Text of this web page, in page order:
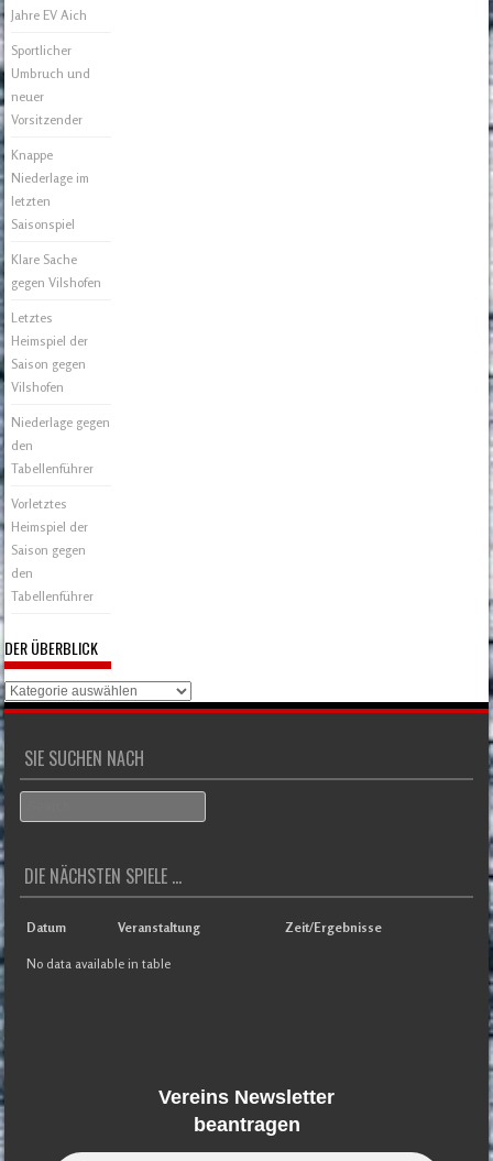
Jahre EV Aich
Sportlicher
Umbruch und
neuer
Vorsitzender
Knappe
Niederlage im
letzten
Saisonspiel
Klare Sache
gegen Vilshofen
Letztes
Heimspiel der
Saison gegen
Vilshofen
Niederlage gegen
den
Tabellenführer
Vorletztes
Heimspiel der
Saison gegen
den
Tabellenführer
DER ÜBERBLICK
Der
Überblick
SIE SUCHEN NACH
DIE NÄCHSTEN SPIELE ...
Datum Veranstaltung Zeit/Ergebnisse
No data available in table
Vereins Newsletter
beantragen